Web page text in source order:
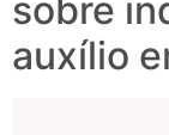
sobre
auxílio